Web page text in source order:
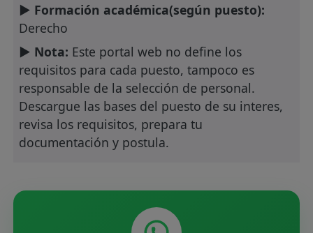
► Formación académica(según puesto):
Derecho
► Nota: Este portal web no define los
requisitos para cada puesto, tampoco es
responsable de la selección de personal.
Descargue las bases del puesto de su interes,
revisa los requisitos, prepara tu
documentación y postula.